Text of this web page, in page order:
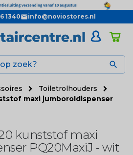
1340 info@noviostores.nl

Toiletrolhouders
maxi jumboroldispenser
kunststof maxi
PQ20MaxiJ - wit